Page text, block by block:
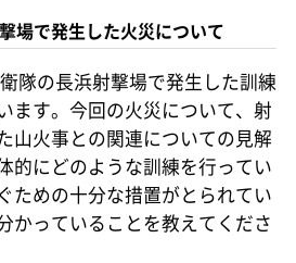
場で発生した火災について
隊の長浜射撃場で発生した訓練
ます。今回の火災について、射
山火事との関連についての見解
的にどのような訓練を行ってい
ための十分な措置がとられてい
かっていることを教えてくださ